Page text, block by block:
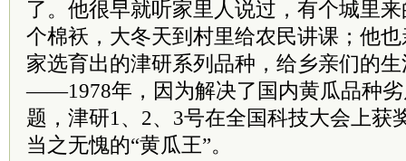
了。他很早就听家里人说过，有个城里
个棉袄，大冬天到村里给农民讲课；他
家选育出的津研系列品种，给乡亲们的
——1978年，因为解决了国内黄瓜品种
题，津研1、2、3号在全国科技大会上获
当之无愧的“黄瓜王”。